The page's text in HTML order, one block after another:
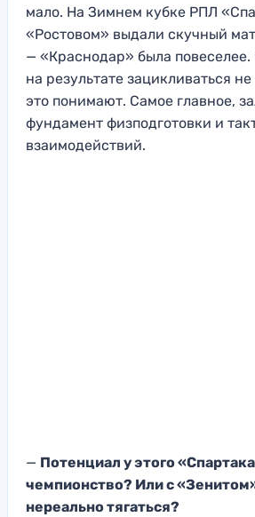
мало. На Зимнем кубке РПЛ
«Ростовом» выдали скучный
— «Краснодар» была
на результате зацикливаться
это понимают. Самое главное,
фундамент физподготовки и
взаимодействий.
— Потенциал у этого
чемпионство? Или с
нереально тягаться?